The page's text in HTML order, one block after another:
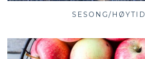
SESONG/HØYTID